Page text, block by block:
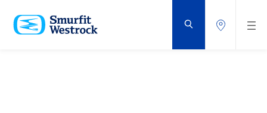
AL
CONTENIDO
PRINCIPAL